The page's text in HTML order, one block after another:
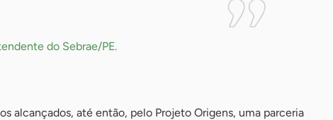
do Sebrae/PE.
alcançados, até então, pelo Projeto Origens, uma parceria